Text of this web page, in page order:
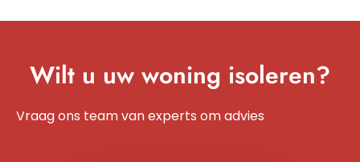
Wilt u uw woning isoleren?
Vraag ons team van experts om advies